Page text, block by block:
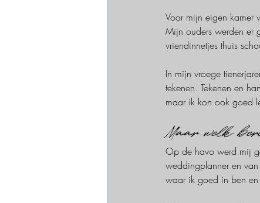
Voor mijn eigen kamer
Mijn ouders werden er
vriendinnetjes thuis
In mijn vroege
tekenen. Tekenen en
maar ik kon ook goed
Maar welk
Op de havo werd mij
weddingplanner en
waar ik goed in ben